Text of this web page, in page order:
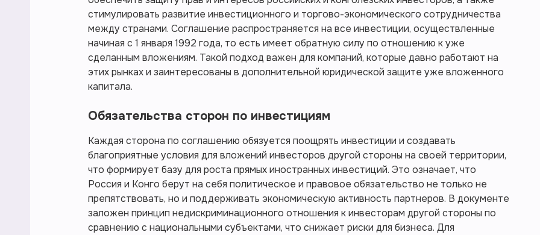
стимулировать развитие инвестиционного и торгово-экономического сотрудничества
между странами. Соглашение распространяется на все инвестиции, осуществленные
начиная с 1 января 1992 года, то есть имеет обратную силу по отношению к уже
сделанным вложениям. Такой подход важен для компаний, которые давно работают на
этих рынках и заинтересованы в дополнительной юридической защите уже вложенного
капитала.
Обязательства сторон по инвестициям
Каждая сторона по соглашению обязуется поощрять инвестиции и создавать
благоприятные условия для вложений инвесторов другой стороны на своей территории,
что формирует базу для роста прямых иностранных инвестиций. Это означает, что
Россия и Конго берут на себя политическое и правовое обязательство не только не
препятствовать, но и поддерживать экономическую активность партнеров. В документе
заложен принцип недискриминационного отношения к инвесторам другой стороны по
сравнению с национальными субъектами, что снижает риски для бизнеса. Для